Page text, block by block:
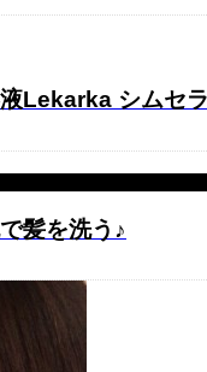
Lekarka シムセ
髪を洗う♪